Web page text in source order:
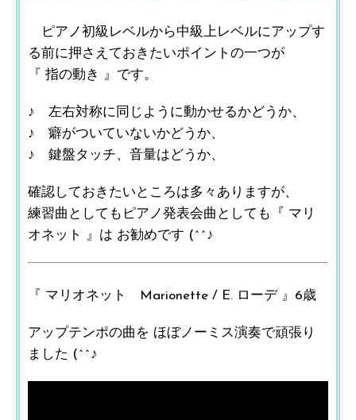
ピアノ初級レベルから中級上レベルにアップす
る前に押さえておきたいポイントの一つが
『 指の動き 』です。
♪ 左右対称に同じように動かせるかどうか、
♪ 癖がついていないかどうか、
♪ 鍵盤タッチ、音量はどうか、
確認しておきたいところは多々ありますが、
練習曲としてもピアノ発表会曲としても『 マリ
オネット 』は お勧めです (^^♪
『 マリオネット Marionette / E. ローデ 』6歳
アップテンポの曲を ほぼノーミス演奏で頑張り
ました (^^♪